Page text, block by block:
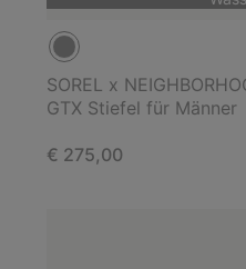
SOREL x
GTX Stiefel für Männer
Regular price:
€ 275,00